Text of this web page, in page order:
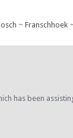
~ Franschhoek~
has been